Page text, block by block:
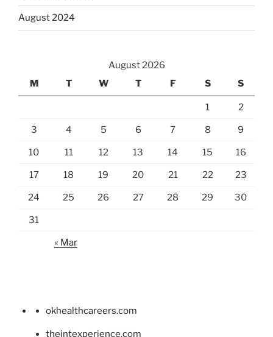
August 2024
August 2026
M
T W T F S S
1 2
3 4 5 6 7 8 9
10 11 12 13 14 15 16
17 18 19 20 21 22 23
24 25 26 27 28 29 30
31
« Mar
okhealthcareers.com
theintexperience.com